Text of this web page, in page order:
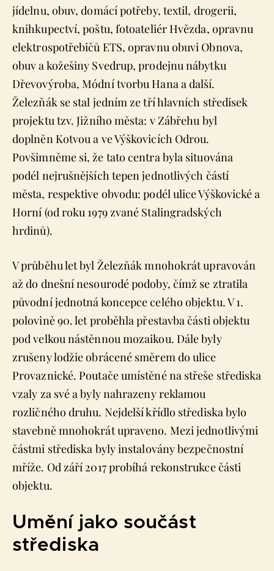
jídelnu, obuv, domácí potřeby, textil, drogerii,
knihkupectví, poštu, fotoateliér Hvězda, opravnu
elektrospotřebičů ETS, opravnu obuvi Obnova,
obuv a kožešiny Svedrup, prodejnu nábytku
Dřevovýroba, Módní tvorbu Hana a další.
Železňák se stal jedním ze tří hlavních středisek
projektu tzv. Jižního města: v Zábřehu byl
doplněn Kotvou a ve Výškovicích Odrou.
Povšimněme si, že tato centra byla situována
podél nejrušnějších tepen jednotlivých částí
města, respektive obvodu: podél ulice Výškovické a
Horní (od roku 1979 zvané Stalingradských
hrdinů).
V průběhu let byl Železňák mnohokrát upravován
až do dnešní nesourodé podoby, čímž se ztratila
původní jednotná koncepce celého objektu. V 1.
polovině 90. let proběhla přestavba části objektu
pod velkou nástěnnou mozaikou. Dále byly
zrušeny lodžie obrácené směrem do ulice
Provaznické. Poutače umístěné na střeše střediska
vzaly za své a byly nahrazeny reklamou
rozličného druhu. Nejdelší křídlo střediska bylo
stavebně mnohokrát upraveno. Mezi jednotlivými
částmi střediska byly instalovány bezpečnostní
mříže. Od září 2017 probíhá rekonstrukce části
objektu.
Umění jako součást
střediska